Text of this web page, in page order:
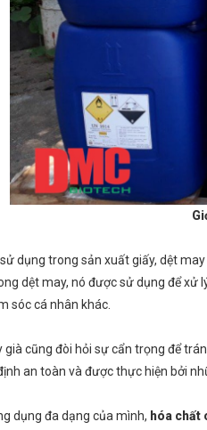
dụng trong sản xuất giấy, dệt
dệt may, nó được sử dụng để
sóc cá nhân khác.
già cũng đòi hỏi sự cẩn trọng để
an toàn và được thực hiện bởi
dụng đa dạng của mình, hóa chất